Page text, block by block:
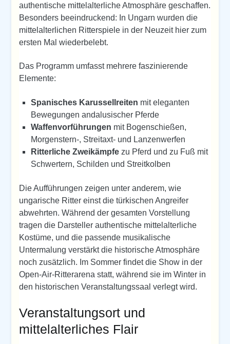
authentische mittelalterliche Atmosphäre geschaffen.
Besonders beeindruckend: In Ungarn wurden die
mittelalterlichen Ritterspiele in der Neuzeit hier zum
ersten Mal wiederbelebt.
Das Programm umfasst mehrere faszinierende
Elemente:
Spanisches Karussellreiten mit eleganten
Bewegungen andalusischer Pferde
Waffenvorführungen mit Bogenschießen,
Morgenstern-, Streitaxt- und Lanzenwerfen
Ritterliche Zweikämpfe zu Pferd und zu Fuß mit
Schwertern, Schilden und Streitkolben
Die Aufführungen zeigen unter anderem, wie
ungarische Ritter einst die türkischen Angreifer
abwehrten. Während der gesamten Vorstellung
tragen die Darsteller authentische mittelalterliche
Kostüme, und die passende musikalische
Untermalung verstärkt die historische Atmosphäre
noch zusätzlich. Im Sommer findet die Show in der
Open-Air-Ritterarena statt, während sie im Winter in
den historischen Veranstaltungssaal verlegt wird.
Veranstaltungsort und
mittelalterliches Flair